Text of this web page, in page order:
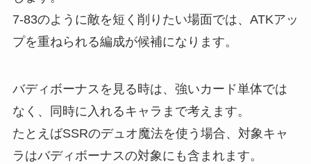
7-83のように敵を短く削りたい場面では、ATKアッ
プを重ねられる編成が候補になります。
バディボーナスを見る時は、強いカード単体では
なく、同時に入れるキャラまで考えます。
たとえばSSRのデュオ魔法を使う場合、対象キャ
ラはバディボーナスの対象にも含まれます。